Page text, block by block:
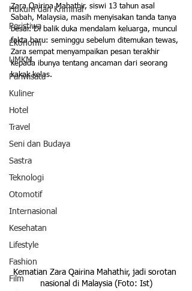
Hukum dan Kriminal
Peristiwa
Ekonomi
UMKM
Pariwisata
Kuliner
Hotel
Travel
Seni dan Budaya
Sastra
Teknologi
Otomotif
Internasional
Kesehatan
Lifestyle
Fashion
Film
Zara Qairina Mahathir, siswi 13 tahun asal
Sabah, Malaysia, masih menyisakan tanda tanya
besar. Di balik duka mendalam keluarga, muncul
fakta baru: seminggu sebelum ditemukan tewas,
Zara sempat menyampaikan pesan terakhir
kepada ibunya tentang ancaman dari seorang
kakak kelas.
Kematian Zara Qairina Mahathir, jadi sorotan
nasional di Malaysia (Foto: Ist)